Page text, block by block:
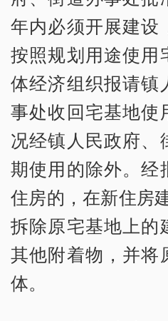
年内必须开展建设
按照规划用途使用
体经济组织报请镇
事处收回宅基地使
况经镇人民政府、
期使用的除外。经
住房的，在新住房
拆除原宅基地上的
其他附着物，并将
体。